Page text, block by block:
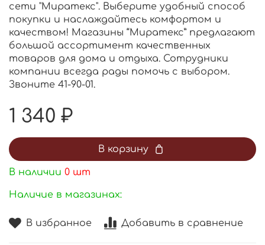
В избранное Добавить в сравнение
сети "Миратекс". Выберите удобный способ
покупки и наслаждайтесь комфортом и
качеством! Магазины “Миратекс” предлагают
большой ассортимент качественных
товаров для дома и отдыха. Сотрудники
компании всегда рады помочь с выбором.
Звоните 41-90-01.
1 340 ₽
В корзину
В наличии 0 шт
Наличие в магазинах: